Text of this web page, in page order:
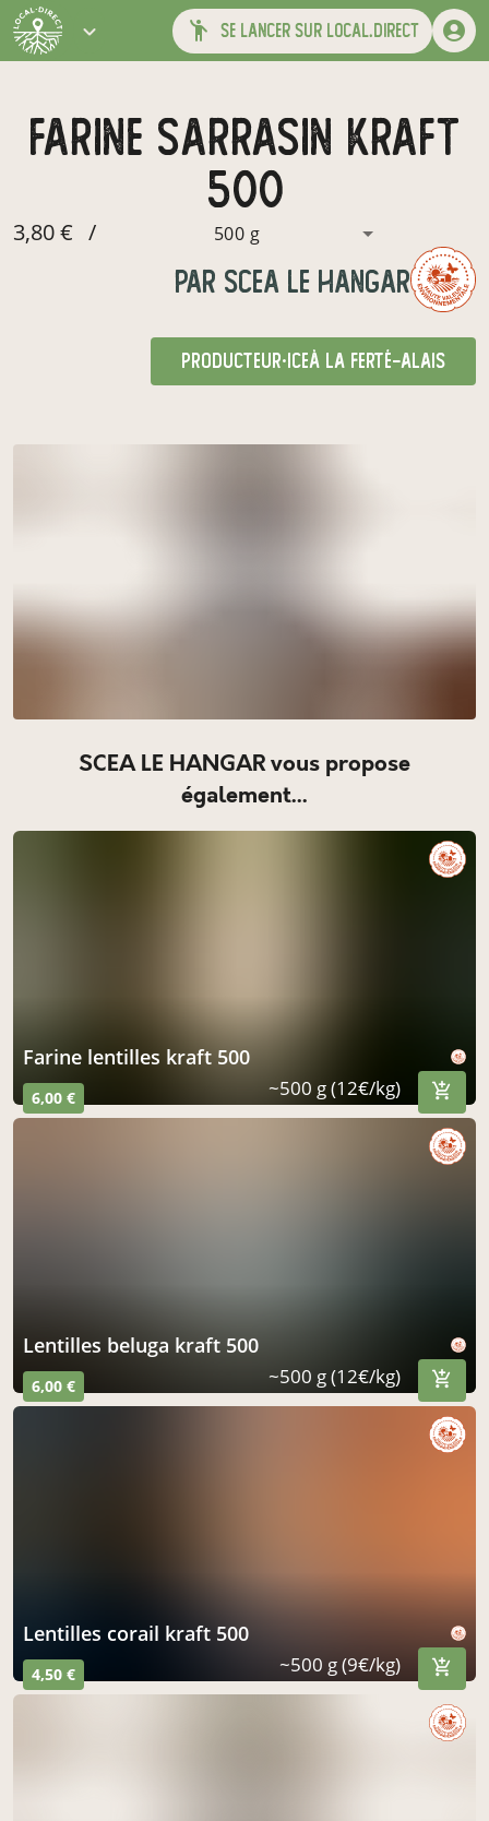
se lancer sur local.direct
farine sarrasin kraft
500
3,80 € / 500 g
par SCEA LE HANGAR
producteur·iceà La Ferté-Alais
SCEA LE HANGAR vous propose
également...
farine lentilles kraft 500
6,00 € ~500 g (12€/kg)
lentilles beluga kraft 500
6,00 € ~500 g (12€/kg)
lentilles corail kraft 500
4,50 € ~500 g (9€/kg)